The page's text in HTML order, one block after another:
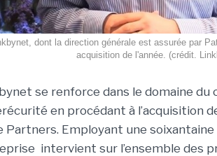
dont la direction générale est assurée par
acquisition de l'année. (crédit.
se renforce dans le domaine du
en procédant à l’acquisition
Partners. Employant une
intervient sur l’ensemble des